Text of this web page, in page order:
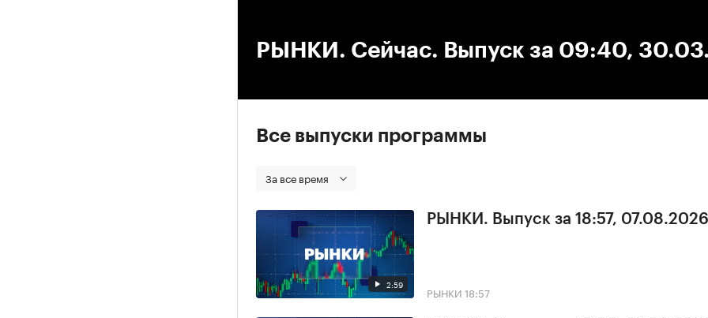
РЫНКИ. Сейчас. Выпуск за 09:40,
Все выпуски программы
За все время
2:59
РЫНКИ. Выпуск за 18:57, 07.08.2026
РЫНКИ 18:57